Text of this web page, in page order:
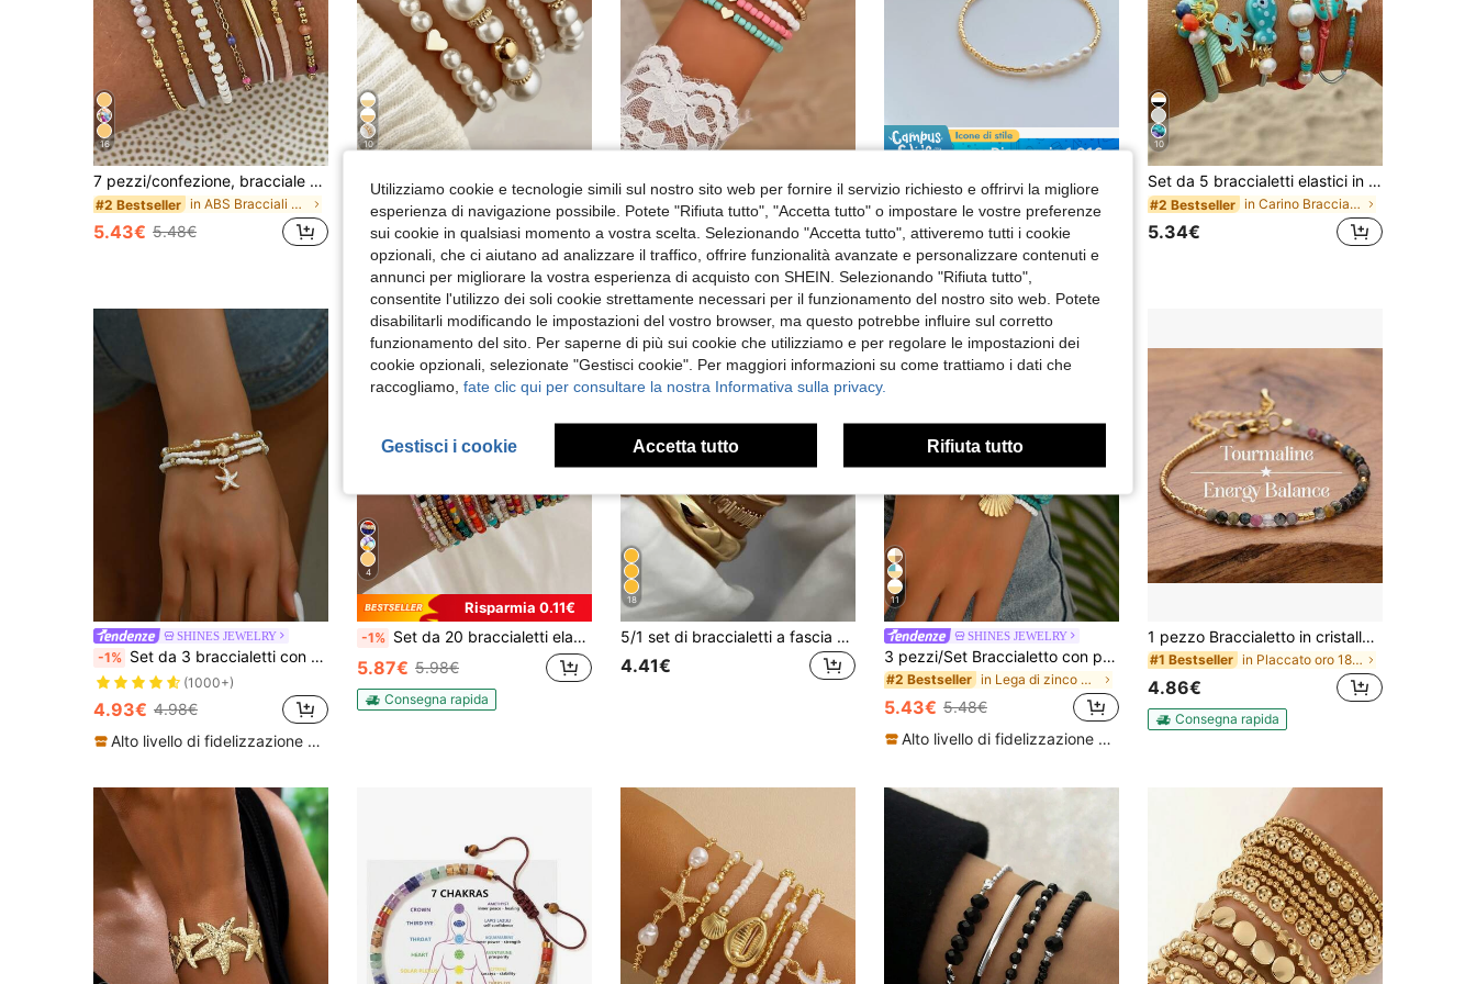
16
7 pezzi/confezione, bracciale con perle in CCB, semplice e alla moda, stile da spiaggia personalizzato con catena colorata a gocce di olio in CCB, gioielli per donna (perle in CCB miste e casuali)
#2 Bestseller in ABS Bracciali con perline da donna
5.43€ 5.48€
10
(1000+)
#2 Bestseller
#2 Bestseller
#2 Bestseller
in Bianco Set di braccialetti da donna
(1000+)
3.94€
Set di 4 braccialetti elastici con perline a forma di cuore, colori caramella, impilabili, gioielli da mano per donne e ragazze, uso quotidiano, stile boho, accessori gioiello carini
(1000+)
#4 Bestseller
#4 Bestseller
#4 Bestseller
in Cuore Bracciali da donna
(1000+)
3.94€
Risparmia 1.91€
-39% alla moda minimalista Braccialetto con perline con d'acqua dolce con perla , estate femmina Accessorio
2.94€ 4.85€
Consegna rapida
10
Set da 5 braccialetti elastici in ceramica con motivi carini di polpo, conchiglia e pesce, adatti per uso quotidiano, vacanze e abbigliamento casual delle donne
#2 Bestseller in Carino Bracciali da donna
5.34€
SHINES JEWELRY
-1% Set da 3 braccialetti con perle bianche semplici e conchiglie a forma di stella marina, adatti per l'uso quotidiano e il tempo libero delle donne
(1000+)
4.93€ 4.98€
Alto livello di fidelizzazione dei clienti
4
Risparmia 0.11€
-1% Set da 20 braccialetti elastici perline colorati assortiti, tema della dopamina
5.87€ 5.98€
Consegna rapida
18
5/1 set di braccialetti a fascia vintage eleganti e bohémien, con decorazioni floreali delicate e motivi geometrici intrecciati aperti, adatti per uso quotidiano, feste, vacanze, resort, accessori, regalo perfetto per le donne
4.41€
11
SHINES JEWELRY
3 pezzi/Set Braccialetto con perline di conchiglie turchesi Islandy con ciondolo a forma di stella marina e conchiglia in metallo
#2 Bestseller in Lega di zinco Bracciali con perline da donna
5.43€ 5.48€
Alto livello di fidelizzazione dei clienti
1 pezzo Braccialetto in cristallo curativo, perline sfaccettate naturali da 3 mm in berillo, ametista, quarzo nero, regolabile, unisex, regalo di compleanno, accessorio di moda, regalo di amicizia
#1 Bestseller in Placcato oro 18 carati Bracciali con perline da
4.86€
Consegna rapida
Utilizziamo cookie e tecnologie simili sul nostro sito web per fornire il servizio richiesto e offrirvi la migliore
esperienza di navigazione possibile. Potete "Rifiuta tutto", "Accetta tutto" o impostare le vostre preferenze
sui cookie in qualsiasi momento a vostra scelta. Selezionando "Accetta tutto", attiveremo tutti i cookie
opzionali, che ci aiutano ad analizzare il traffico, offrire funzionalità avanzate e personalizzare contenuti e
annunci per migliorare la vostra esperienza di acquisto con SHEIN. Selezionando "Rifiuta tutto",
consentite l'utilizzo dei soli cookie strettamente necessari per il funzionamento del nostro sito web. Potete
disabilitarli modificando le impostazioni del vostro browser, ma questo potrebbe influire sul corretto
funzionamento del sito. Per saperne di più sui cookie che utilizziamo e per regolare le impostazioni dei
cookie opzionali, selezionate "Gestisci cookie". Per maggiori informazioni su come trattiamo i dati che
raccogliamo, fate clic qui per consultare la nostra Informativa sulla privacy.
Gestisci i cookie Accetta tutto Rifiuta tutto